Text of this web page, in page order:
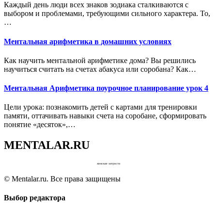
Каждый день люди всех знаков зодиака сталкиваются с
выбором и проблемами, требующими сильного характера. То,
…
Ментальная арифметика в домашних условиях
Как научить ментальной арифметике дома? Вы решились
научиться считать на счетах абакуса или соробана? Как…
Ментальная Арифметика поурочное планирование урок 4
Цели урока: познакомить детей с картами для тренировки
памяти, оттачивать навыки счета на соробане, сформировать
понятие «десяток»,…
MENTALAR.RU
женские хитрости
© Mentalar.ru. Все права защищены
Выбор редактора